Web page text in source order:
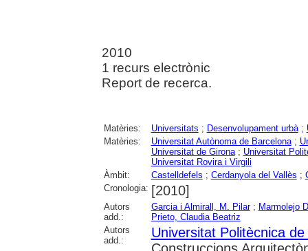
2010
1 recurs electrònic
Report de recerca.
Matèries: Universitats ; Desenvolupament urbà;
Matèries:
Universitat Autònoma de Barcelona;
Universitat de Girona; Universitat
Universitat Rovira i Virgili
Àmbit:
Castelldefels ; Cerdanyola del Vallès ;
Cronologia: [2010]
Autors
add.:
Garcia i Almirall, M. Pilar; Marmolejo
Prieto, Claudia Beatriz
Autors
add.:
Universitat Politècnica
Construccions